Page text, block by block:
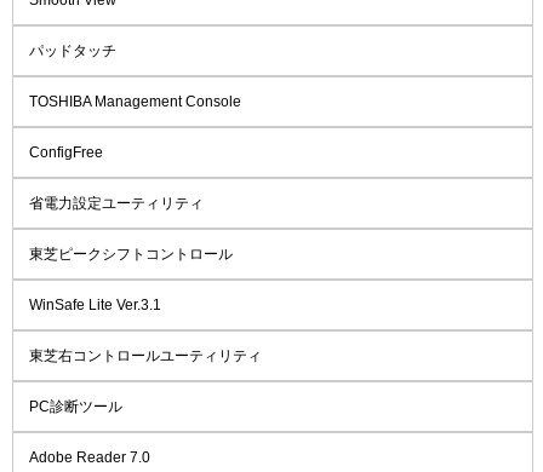
パッドタッチ
TOSHIBA Management Console
ConfigFree
省電力設定ユーティリティ
東芝ピークシフトコントロール
WinSafe Lite Ver.3.1
東芝右コントロールユーティリティ
PC診断ツール
Adobe Reader 7.0